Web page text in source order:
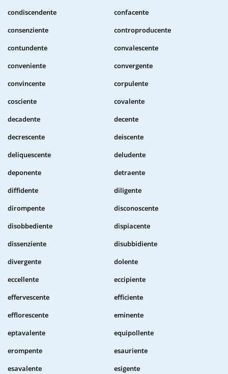
condiscendente
confacente
consenziente
controproducente
contundente
convalescente
conveniente
convergente
convincente
corpulente
cosciente
covalente
decadente
decente
decrescente
deiscente
deliquescente
deludente
deponente
detraente
diffidente
diligente
dirompente
disconoscente
disobbediente
dispiacente
dissenziente
disubbidiente
divergente
dolente
eccellente
eccipiente
effervescente
efficiente
efflorescente
eminente
eptavalente
equipollente
erompente
esauriente
esavalente
esigente